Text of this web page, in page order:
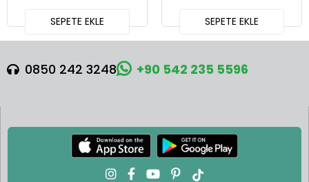
SEPETE EKLE SEPETE EKLE
0850 242 3248 +90 542 235 5596